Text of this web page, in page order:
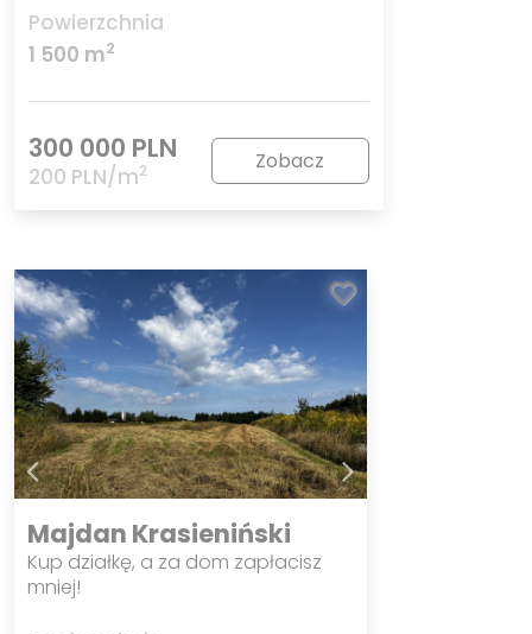
Powierzchnia
1 500 m2
300 000 PLN
200 PLN/m2 Zobacz
Majdan Krasieniński
Kup działkę, a za dom zapłacisz
mniej!